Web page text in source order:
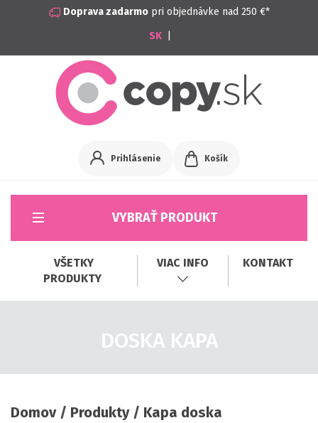
Doprava zadarmopri objednávke nad 250 €*
Prihlásenie Košík
VYBRAŤ PRODUKT
VŠETKY
PRODUKTY
VIAC INFO KONTAKT
DOSKA KAPA
Domov Produkty
Kapa doska